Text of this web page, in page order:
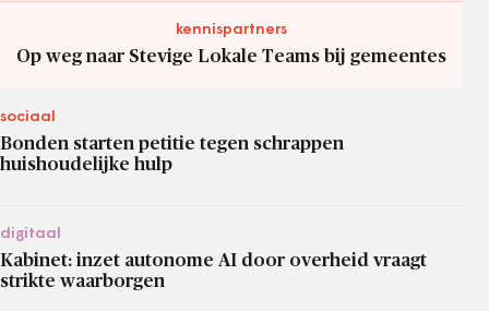
kennispartners
Op weg naar Stevige Lokale Teams bij gemeentes
sociaal
Bonden starten petitie tegen schrappen
huishoudelijke hulp
digitaal
Kabinet: inzet autonome AI door overheid vraagt
strikte waarborgen